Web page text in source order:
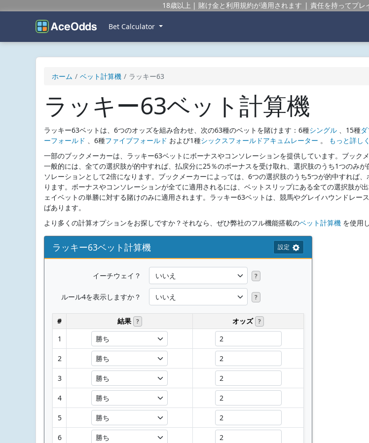
18歳以上 賭け金と利用規約が適用されます 責任を持ってプレ
Bet Calculator
ホーム ベット計算機 ラッキー63
ラッキー63ベット計算機
ラッキー63ベットは、6つのオッズを組み合わせ、次の63種のベットを賭けます：6種シングル 、15種
ーフォールド 、6種ファイブフォールド および1種シックスフォールドアキュムレーター 。
もっと詳しく
一部のブックメーカーは、ラッキー63ベットにボーナスやコンソレーションを提供しています。ブック
一般的には、全ての選択肢が的中すれば、払戻分に25％のボーナスを受け取れ、選択肢のうち1つのみ
ソレーションとして2倍になります。ブックメーカーによっては、6つの選択肢のうち5つが的中すれば
ります。ボーナスやコンソレーションが全てに適用されるには、ベットスリップにある全ての選択肢が
ェイベットの単勝に対する賭けのみに適用されます。ラッキー63ベットは、競馬やグレイハウンドレー
ばあります。
より多くの計算オプションをお探しですか？それなら、ぜひ弊社のフル機能搭載のベット計算機 を使用
ラッキー63ベット計算機 設定
イーチウェイ？ ?
ルール4を表示しますか？ ?
# 結果 ? オッズ ?
1
2
3
4
5
6